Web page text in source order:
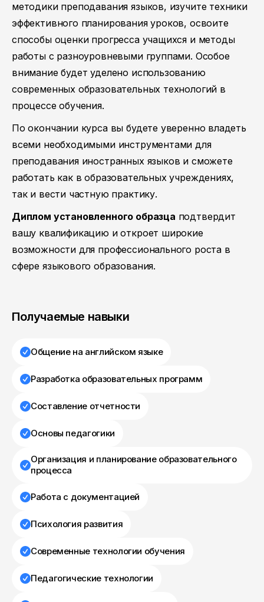
методики преподавания языков, изучите техники
эффективного планирования уроков, освоите
способы оценки прогресса учащихся и методы
работы с разноуровневыми группами. Особое
внимание будет уделено использованию
современных образовательных технологий в
процессе обучения.
По окончании курса вы будете уверенно владеть
всеми необходимыми инструментами для
преподавания иностранных языков и сможете
работать как в образовательных учреждениях,
так и вести частную практику.
Диплом установленного образца подтвердит
вашу квалификацию и откроет широкие
возможности для профессионального роста в
сфере языкового образования.
Получаемые навыки
Общение на английском языке
Разработка образовательных программ
Составление отчетности
Основы педагогики
Организация и планирование образовательного
процесса
Работа с документацией
Психология развития
Современные технологии обучения
Педагогические технологии